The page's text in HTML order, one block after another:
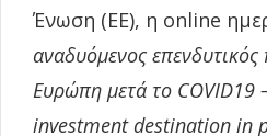
Ένωση (ΕΕ), η online
αναδυόμενος
Ευρώπη μετά το COVID19
investment destination in